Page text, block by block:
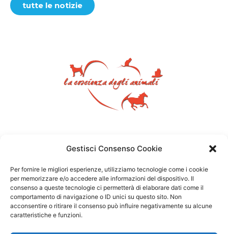
Gestisci Consenso Cookie
Per fornire le migliori esperienze, utilizziamo tecnologie come i cookie
per memorizzare e/o accedere alle informazioni del dispositivo. Il
consenso a queste tecnologie ci permetterà di elaborare dati come il
comportamento di navigazione o ID unici su questo sito. Non
acconsentire o ritirare il consenso può influire negativamente su alcune
caratteristiche e funzioni.
tutte le notizie